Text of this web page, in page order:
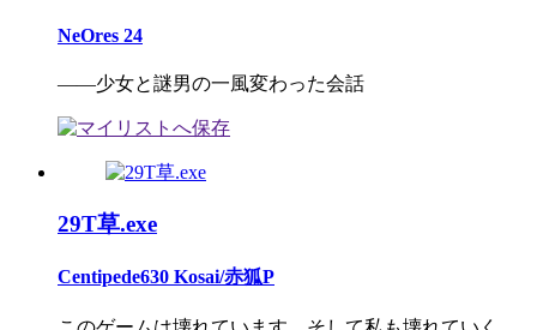
NeOres 24
――少女と謎男の一風変わった会話
29T草.exe
Centipede630 Kosai/赤狐P